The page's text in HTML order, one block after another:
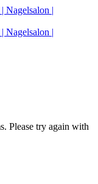
Please try again with